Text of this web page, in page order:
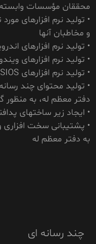
محققان مؤسسات
• تولید نرم افزارهای
و مخاطبان آنها
• تولید نرم افزارهای
• تولید نرم افزارهای
• تولید نرم افزارهای IOSIOS
• تولید محتوای چند
دفتر معظم له، به
• ایجاد زیر ساختهای
• پشتیبانی سخت افزاری
به دفتر معظم له
چند رسانه ای